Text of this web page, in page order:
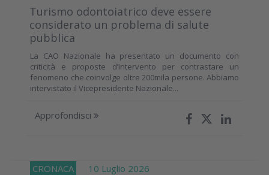
Turismo odontoiatrico deve essere
considerato un problema di salute
pubblica
La CAO Nazionale ha presentato un documento con
criticità e proposte d’intervento per contrastare un
fenomeno che coinvolge oltre 200mila persone. Abbiamo
intervistato il Vicepresidente Nazionale...
Approfondisci
CRONACA 10 Luglio 2026